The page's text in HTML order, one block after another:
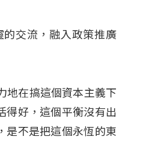
交流，融入政策推廣
地在搞這個資本主義下
得好，這個平衡沒有出
是不是把這個永恆的東